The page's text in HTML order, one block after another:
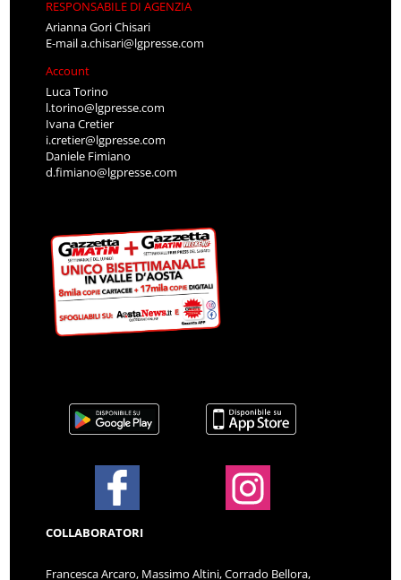
RESPONSABILE DI AGENZIA
Arianna Gori Chisari
E-maila.chisari@lgpresse.com
Account
Luca Torino
l.torino@lgpresse.com
Ivana Cretier
i.cretier@lgpresse.com
Daniele Fimiano
d.fimiano@lgpresse.com
COLLABORATORI
Francesca Arcaro, Massimo Altini, Corrado Bellora,